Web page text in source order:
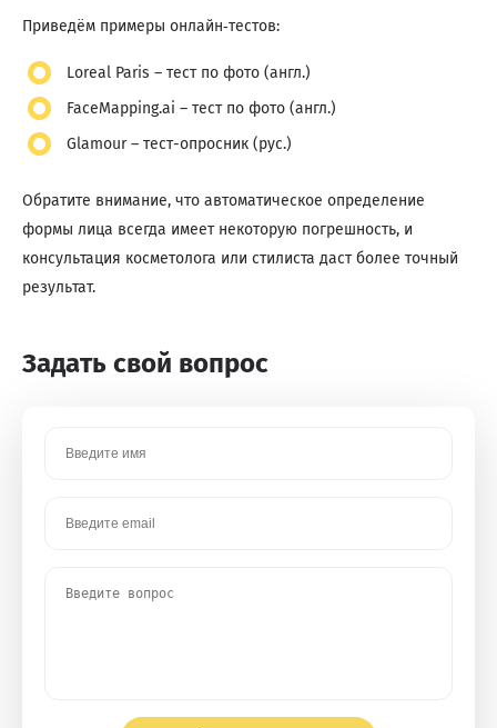
Приведём примеры онлайн‑тестов:
Loreal Paris – тест по фото (англ.)
FaceMapping.ai – тест по фото (англ.)
Glamour – тест-опросник (рус.)
Обратите внимание, что автоматическое определение
формы лица всегда имеет некоторую погрешность, и
консультация косметолога или стилиста даст более точный
результат.
Задать свой вопрос